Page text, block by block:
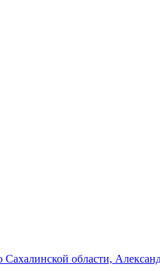
Сахалинской области,